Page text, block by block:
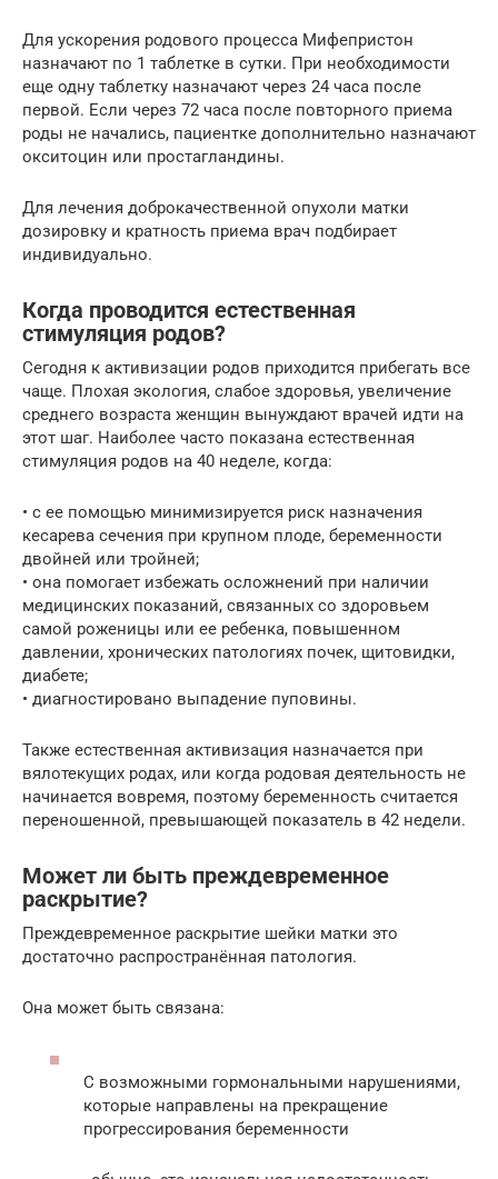
Для ускорения родового процесса Мифепристон
назначают по 1 таблетке в сутки. При необходимости
еще одну таблетку назначают через 24 часа после
первой. Если через 72 часа после повторного приема
роды не начались, пациентке дополнительно назначают
окситоцин или простагландины.
Для лечения доброкачественной опухоли матки
дозировку и кратность приема врач подбирает
индивидуально.
Когда проводится естественная
стимуляция родов?
Сегодня к активизации родов приходится прибегать все
чаще. Плохая экология, слабое здоровья, увеличение
среднего возраста женщин вынуждают врачей идти на
этот шаг. Наиболее часто показана естественная
стимуляция родов на 40 неделе, когда:
• с ее помощью минимизируется риск назначения
кесарева сечения при крупном плоде, беременности
двойней или тройней;
• она помогает избежать осложнений при наличии
медицинских показаний, связанных со здоровьем
самой роженицы или ее ребенка, повышенном
давлении, хронических патологиях почек, щитовидки,
диабете;
• диагностировано выпадение пуповины.
Также естественная активизация назначается при
вялотекущих родах, или когда родовая деятельность не
начинается вовремя, поэтому беременность считается
переношенной, превышающей показатель в 42 недели.
Может ли быть преждевременное
раскрытие?
Преждевременное раскрытие шейки матки это
достаточно распространённая патология.
Она может быть связана:
С возможными гормональными нарушениями,
которые направлены на прекращение
прогрессирования беременности